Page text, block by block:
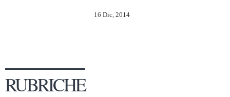
16 Dic, 2014
RUBRICHE